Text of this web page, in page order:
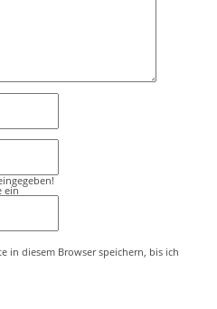
Name:*
E-
ein
Website:
in diesem Browser speichern, bis ich